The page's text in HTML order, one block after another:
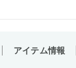
アイテム情報